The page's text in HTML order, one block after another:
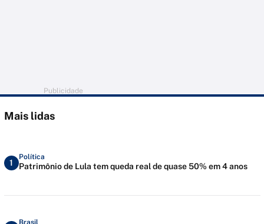
Publicidade
Mais lidas
1
Política
Patrimônio de Lula tem queda real de quase 50% em 4 anos
Brasil